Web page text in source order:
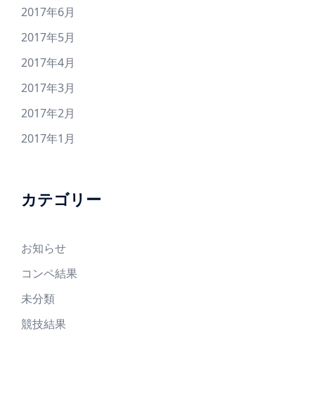
2017年6月
2017年5月
2017年4月
2017年3月
2017年2月
2017年1月
カテゴリー
お知らせ
コンペ結果
未分類
競技結果